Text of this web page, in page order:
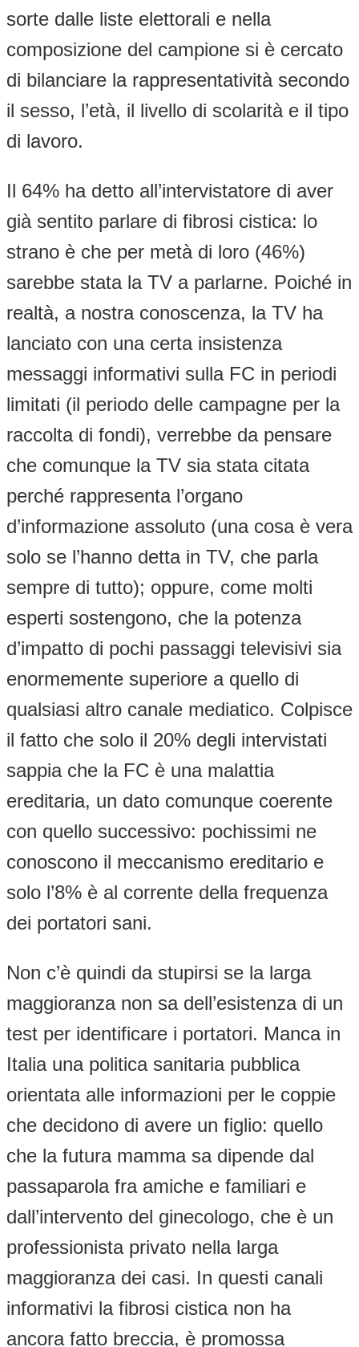
sorte dalle liste elettorali e nella
composizione del campione si è cercato
di bilanciare la rappresentatività secondo
il sesso, l’età, il livello di scolarità e il tipo
di lavoro.
Il 64% ha detto all’intervistatore di aver
già sentito parlare di fibrosi cistica: lo
strano è che per metà di loro (46%)
sarebbe stata la TV a parlarne. Poiché in
realtà, a nostra conoscenza, la TV ha
lanciato con una certa insistenza
messaggi informativi sulla FC in periodi
limitati (il periodo delle campagne per la
raccolta di fondi), verrebbe da pensare
che comunque la TV sia stata citata
perché rappresenta l’organo
d’informazione assoluto (una cosa è vera
solo se l’hanno detta in TV, che parla
sempre di tutto); oppure, come molti
esperti sostengono, che la potenza
d’impatto di pochi passaggi televisivi sia
enormemente superiore a quello di
qualsiasi altro canale mediatico. Colpisce
il fatto che solo il 20% degli intervistati
sappia che la FC è una malattia
ereditaria, un dato comunque coerente
con quello successivo: pochissimi ne
conoscono il meccanismo ereditario e
solo l’8% è al corrente della frequenza
dei portatori sani.
Non c’è quindi da stupirsi se la larga
maggioranza non sa dell’esistenza di un
test per identificare i portatori. Manca in
Italia una politica sanitaria pubblica
orientata alle informazioni per le coppie
che decidono di avere un figlio: quello
che la futura mamma sa dipende dal
passaparola fra amiche e familiari e
dall’intervento del ginecologo, che è un
professionista privato nella larga
maggioranza dei casi. In questi canali
informativi la fibrosi cistica non ha
ancora fatto breccia, è promossa